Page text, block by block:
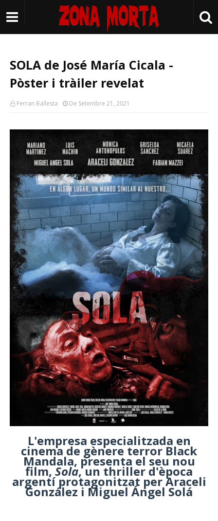
SOLA de José María Cicala -
Pòster i tràiler revelat
Ferran Ballesta De Setembre 21, 2021
L'empresa especialitzada en
cinema de gènere terror Black
Mandala, presenta el seu nou
film, Sola, un thriller d'època
argentí protagonitzat per Araceli
González i Miguel Ángel Solá